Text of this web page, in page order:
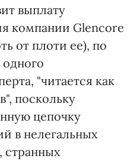
выплату
компании Glencore
от плоти ее), по
"читается как
поскольку
цепочку
в нелегальных
странных